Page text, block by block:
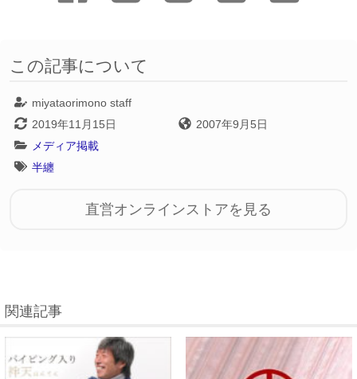
この記事について
miyataorimono staff
2019年11月15日
2007年9月5日
メディア掲載
半纏
直営オンラインストアを見る
関連記事